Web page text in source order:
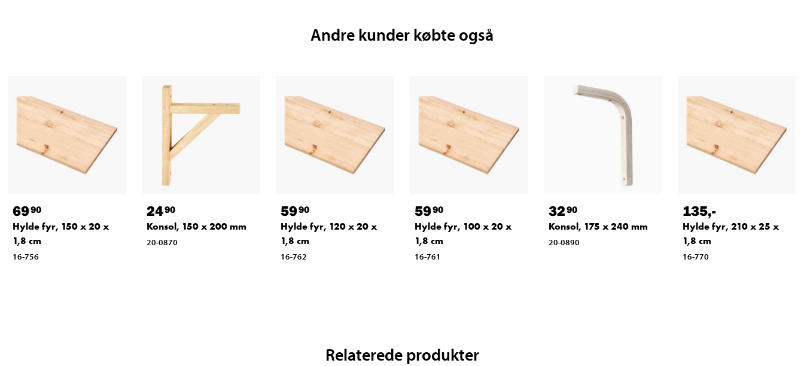
Andre kunder købte også
6990
Hylde fyr, 150 x 20 x
1,8 cm
16-756
2490
Konsol, 150 x 200 mm
20-0870
5990
Hylde fyr, 120 x 20 x
1,8 cm
16-762
5990
Hylde fyr, 100 x 20 x
1,8 cm
16-761
3290
Konsol, 175 x 240 mm
20-0890
135,-
Hylde fyr, 210 x 25 x
1,8 cm
16-770
Relaterede produkter